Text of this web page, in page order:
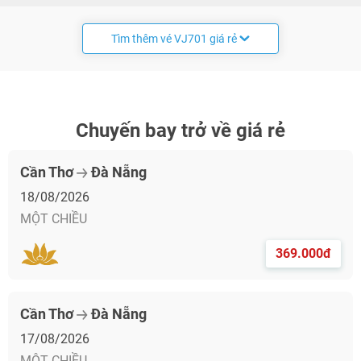
Tìm thêm vé VJ701 giá rẻ
Chuyến bay trở về giá rẻ
Cần Thơ Đà Nẵng
18/08/2026
MỘT CHIỀU
369.000đ
Cần Thơ Đà Nẵng
17/08/2026